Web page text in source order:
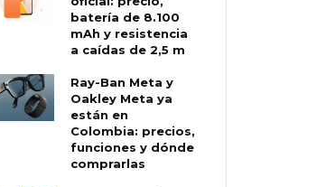
batería de 8.100
mAh y resistencia
a caídas de 2,5 m
Ray-Ban Meta y
Oakley Meta ya
están en
Colombia: precios,
funciones y dónde
comprarlas